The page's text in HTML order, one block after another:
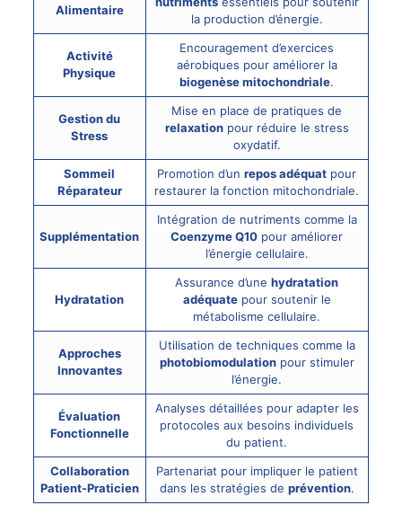
Alimentaire
la production d’énergie.
Activité
Physique
Encouragement d’exercices
aérobiques pour améliorer la
biogenèse mitochondriale.
Gestion du
Stress
Mise en place de pratiques de
relaxationpour réduire le stress
oxydatif.
Sommeil
Réparateur
Promotion d’unrepos adéquat pour
restaurer la fonction mitochondriale.
Supplémentation
Intégration de nutriments comme la
Coenzyme Q10 pour améliorer
l’énergie cellulaire.
Hydratation
Assurance d’unehydratation
adéquatepour soutenir le
métabolisme cellulaire.
Approches
Innovantes
Utilisation de techniques comme la
photobiomodulationpour stimuler
l’énergie.
Évaluation
Fonctionnelle
Analyses détaillées pour adapter les
protocoles aux besoins individuels
du patient.
Collaboration
Patient-Praticien
Partenariat pour impliquer le patient
dans les stratégies de prévention.